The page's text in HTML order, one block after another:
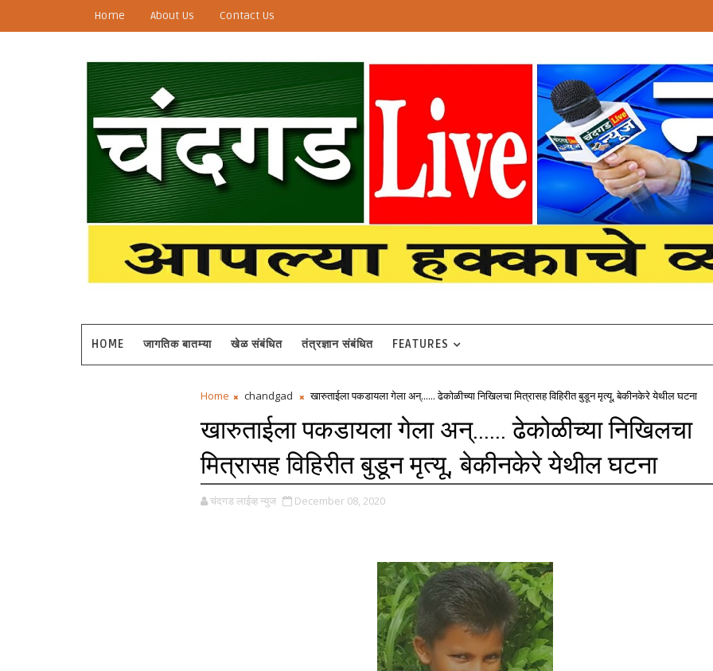
Home About Us Contact Us
HOME जागतिक बातम्या खेळ संबंधित तंत्रज्ञान संबंधित FEATURES
Home chandgad खारुताईला पकडायला गेला अन्...... ढेकोळीच्या निखिलचा मित्रासह विहिरीत बुडून मृत्यू, बेकीनकेरे येथील घटना
खारुताईला पकडायला गेला अन्...... ढेकोळीच्या निखिलचा
मित्रासह विहिरीत बुडून मृत्यू, बेकीनकेरे येथील घटना
चंदगड लाईव्ह न्युज December 08, 2020